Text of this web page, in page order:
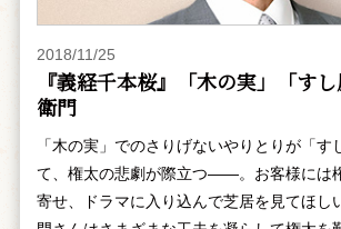
2018/11/25
『義経千本桜』「木の実」「す
衛門
「木の実」でのさりげないやりとりが「す
て、権太の悲劇が際立つ――。お客様には
寄せ、ドラマに入り込んで芝居を見てほし